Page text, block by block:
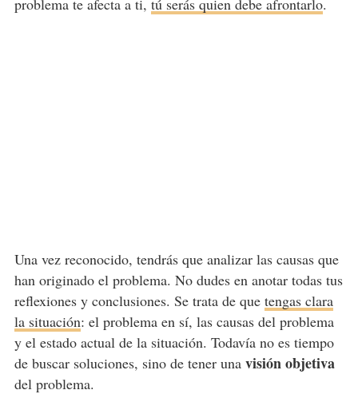
Una vez reconocido, tendrás que analizar las causas que
han originado el problema. No dudes en anotar todas tus
reflexiones y conclusiones. Se trata de que tengas clara
la situación: el problema en sí, las causas del problema
y el estado actual de la situación. Todavía no es tiempo
de buscar soluciones, sino de tener una visión objetiva
del problema.